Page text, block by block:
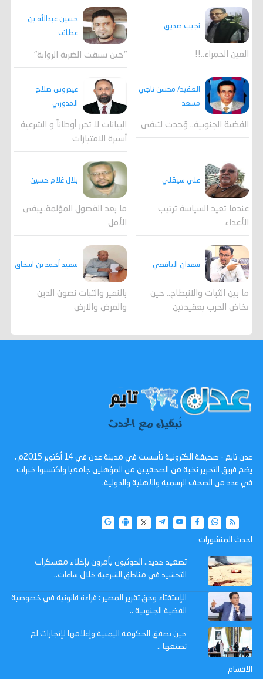
نجيب صديق
العين الحمراء..!!
حسين عبدالله بن
عطاف
"حين سبقت الضربة الرواية"
العقيد/ محسن ناجي
مسعد
القضية الجنوبية.. وُجدت لتبقى
عيدروس صلاح
المدوري
البيانات لا تحرر أوطاناً و الشرعية
أسيرة الامتيازات
علي سيقلي
عندما تعيد السياسة ترتيب
الأعداء
بلال غلام حسين
ما بعد الفصول المؤلمة..يبقى
الأمل
سعدان اليافعي
ما بين الثبات والانبطاح.. حين
تخاض الحرب بعقيدتين
سعيد أحمد بن اسحاق
بالنفير والثبات نصون الدين
والعرض والارض
عدن تايم - صحيفة الكترونية تأسست في مدينة عدن في 14 أكتوبر 2015م ،
يضم فريق التحرير نخبة من الصحفيين من المؤهلين جامعيا واكتسبوا خبرات
في عدد من الصحف الرسمية والاهلية والدولية.
احدث المنشورات
تصعيد جديد.. الحوثيون يأمرون بإخلاء معسكرات
التحشيد في مناطق الشرعية خلال ساعات..
الإستفتاء وحق تقرير المصير : قراءة قانونية في خصوصية
القضية الجنوبية ..
حين تصفق الحكومة اليمنية وإعلامها لإنجازات لم
تصنعها ..
الاقسام